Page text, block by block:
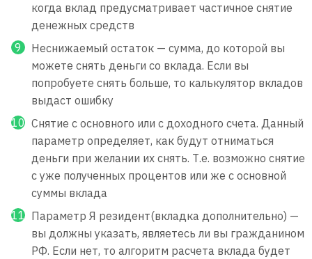
когда вклад предусматривает частичное снятие
денежных средств
Неснижаемый остаток — сумма, до которой вы
можете снять деньги со вклада. Если вы
попробуете снять больше, то калькулятор вкладов
выдаст ошибку
Снятие с основного или с доходного счета. Данный
параметр определяет, как будут отниматься
деньги при желании их снять. Т.е. возможно снятие
с уже полученных процентов или же с основной
суммы вклада
Параметр Я резидент(вкладка дополнительно) —
вы должны указать, являетесь ли вы гражданином
РФ. Если нет, то алгоритм расчета вклада будет